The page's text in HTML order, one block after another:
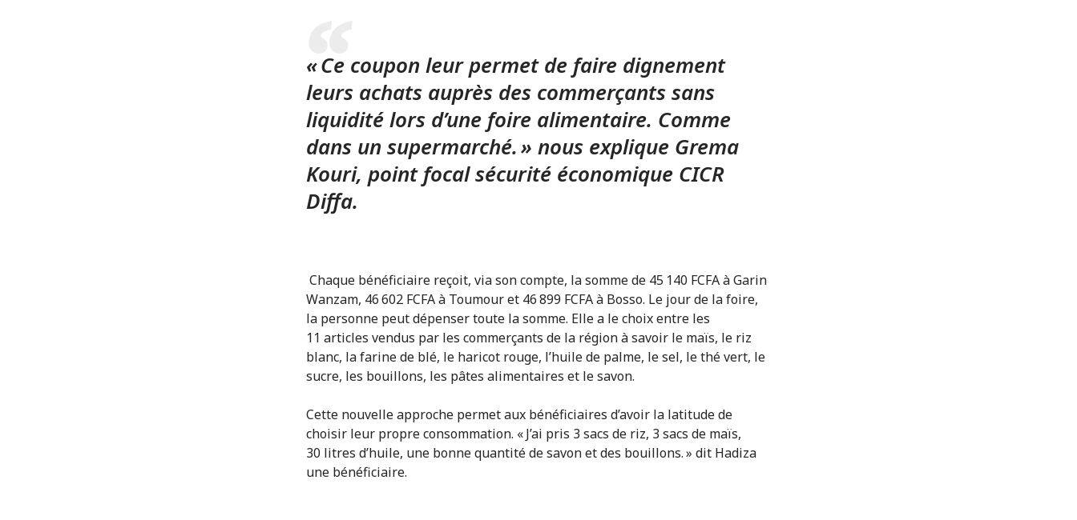
« Ce coupon leur permet de faire dignement
leurs achats auprès des commerçants sans
liquidité lors d’une foire alimentaire. Comme
dans un supermarché. » nous explique Grema
Kouri, point focal sécurité économique CICR
Diffa.
Chaque bénéficiaire reçoit, via son compte, la somme de 45 140 FCFA à Garin
Wanzam, 46 602 FCFA à Toumour et 46 899 FCFA à Bosso. Le jour de la foire,
la personne peut dépenser toute la somme. Elle a le choix entre les
11 articles vendus par les commerçants de la région à savoir le maïs, le riz
blanc, la farine de blé, le haricot rouge, l’huile de palme, le sel, le thé vert, le
sucre, les bouillons, les pâtes alimentaires et le savon.
Cette nouvelle approche permet aux bénéficiaires d’avoir la latitude de
choisir leur propre consommation. « J’ai pris 3 sacs de riz, 3 sacs de maïs,
30 litres d’huile, une bonne quantité de savon et des bouillons. » dit Hadiza
une bénéficiaire.